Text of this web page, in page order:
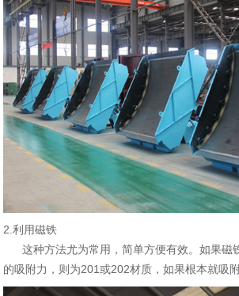
2.利用磁铁
这种方法尤为常用，简单方便有效。如果磁
的吸附力，则为201或202材质，如果根本就吸